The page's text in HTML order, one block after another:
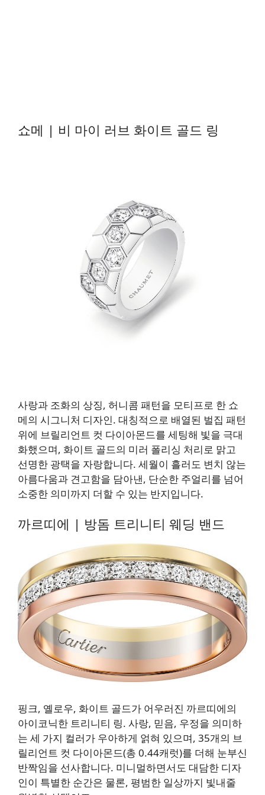
쇼메 | 비 마이 러브 화이트 골드 링
사랑과 조화의 상징, 허니콤 패턴을 모티프로 한 쇼
메의 시그니처 디자인. 대칭적으로 배열된 벌집 패턴
위에 브릴리언트 컷 다이아몬드를 세팅해 빛을 극대
화했으며, 화이트 골드의 미러 폴리싱 처리로 맑고
선명한 광택을 자랑합니다. 세월이 흘러도 변치 않는
아름다움과 견고함을 담아낸, 단순한 주얼리를 넘어
소중한 의미까지 더할 수 있는 반지입니다.
까르띠에 | 방돔 트리니티 웨딩 밴드
핑크, 옐로우, 화이트 골드가 어우러진 까르띠에의
아이코닉한 트리니티 링. 사랑, 믿음, 우정을 의미하
는 세 가지 컬러가 우아하게 얽혀 있으며, 35개의 브
릴리언트 컷 다이아몬드(총 0.44캐럿)를 더해 눈부신
반짝임을 선사합니다. 미니멀하면서도 대담한 디자
인이 특별한 순간은 물론, 평범한 일상까지 빛내줄